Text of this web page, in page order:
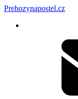
Prehozynapostel.cz